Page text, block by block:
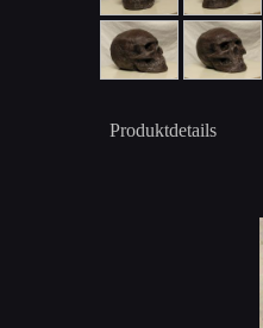
Produktdetails